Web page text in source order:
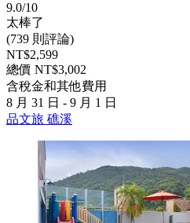
9.0/10
太棒了
(739 則評論)
NT$2,599
總價 NT$3,002
含稅金和其他費用
8 月 31 日 - 9 月 1 日
品文旅 礁溪